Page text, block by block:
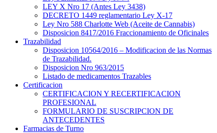
LEY X Nro 17 (Antes Ley 3438)
DECRETO 1449 reglamentario Ley X-17
Ley Nro 588 Charlotte Web (Aceite de Cannabis)
Disposicion 8417/2016 Fraccionamiento de Oficinales
Trazabilidad
Disposicion 10564/2016 – Modificacion de las Normas
de Trazabilidad.
Disposicion Nro 963/2015
Listado de medicamentos Trazables
Certificacion
CERTIFICACION Y RECERTIFICACION
PROFESIONAL
FORMULARIO DE SUSCRIPCION DE
ANTECEDENTES
Farmacias de Turno